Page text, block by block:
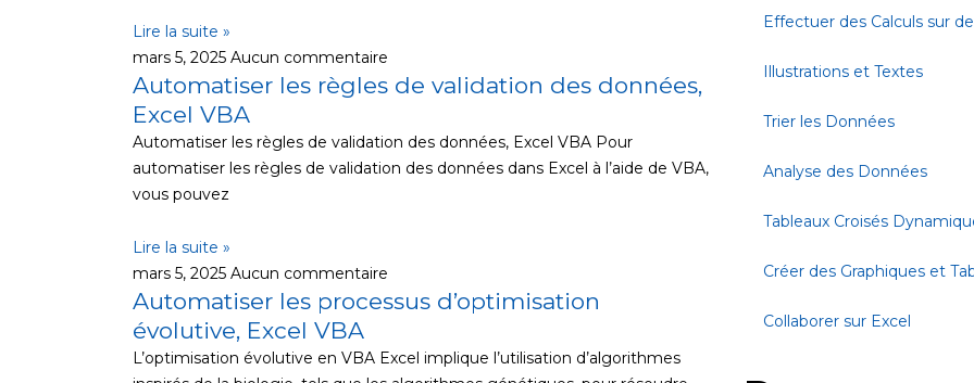
Lire la suite »
mars 5, 2025 Aucun commentaire
Automatiser les règles de validation des données,
Excel VBA
Automatiser les règles de validation des données, Excel VBA Pour
automatiser les règles de validation des données dans Excel à l’aide de VBA,
vous pouvez
Lire la suite »
mars 5, 2025 Aucun commentaire
Automatiser les processus d’optimisation
évolutive, Excel VBA
L’optimisation évolutive en VBA Excel implique l’utilisation d’algorithmes
Effectuer des Calculs sur
Illustrations et Textes
Trier les Données
Analyse des Données
Tableaux Croisés
Créer des Graphiques et
Collaborer sur Excel